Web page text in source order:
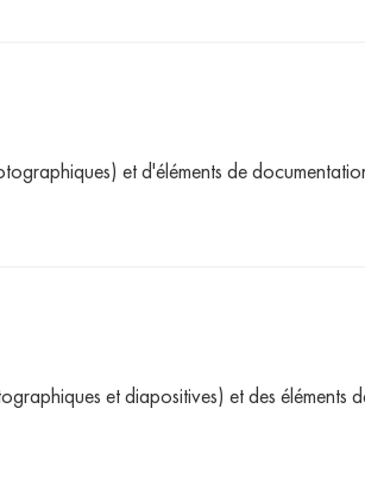
et d'éléments de
et diapositives) et des éléments